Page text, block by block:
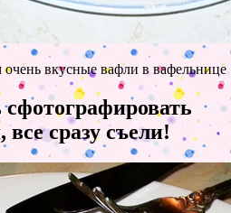
очень вкусные вафли в вафельнице
сфотографировать
сразу съели!